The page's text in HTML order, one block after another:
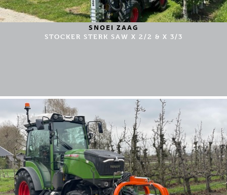
SNOEI ZAAG
STOCKER STERK SAW X 2/2 & X 3/3